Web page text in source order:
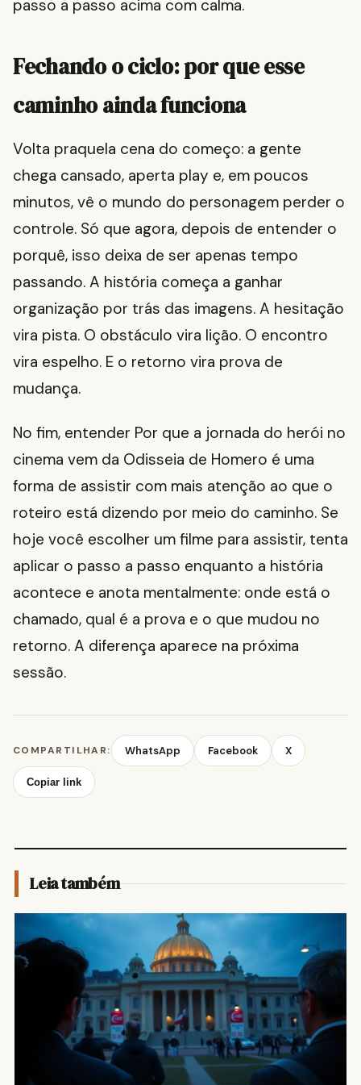
passo a passo acima com calma.
Fechando o ciclo: por que esse
caminho ainda funciona
Volta praquela cena do começo: a gente
chega cansado, aperta play e, em poucos
minutos, vê o mundo do personagem perder o
controle. Só que agora, depois de entender o
porquê, isso deixa de ser apenas tempo
passando. A história começa a ganhar
organização por trás das imagens. A hesitação
vira pista. O obstáculo vira lição. O encontro
vira espelho. E o retorno vira prova de
mudança.
No fim, entender Por que a jornada do herói no
cinema vem da Odisseia de Homero é uma
forma de assistir com mais atenção ao que o
roteiro está dizendo por meio do caminho. Se
hoje você escolher um filme para assistir, tenta
aplicar o passo a passo enquanto a história
acontece e anota mentalmente: onde está o
chamado, qual é a prova e o que mudou no
retorno. A diferença aparece na próxima
sessão.
COMPARTILHAR: WhatsApp Facebook X
Copiar link
Leia também